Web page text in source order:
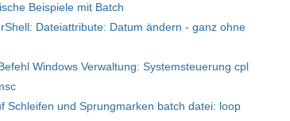
Beispiele mit Batch
Dateiattribute: Datum ändern - ganz ohne
Windows Verwaltung: Systemsteuerung cpl
Schleifen und Sprungmarken batch datei: loop